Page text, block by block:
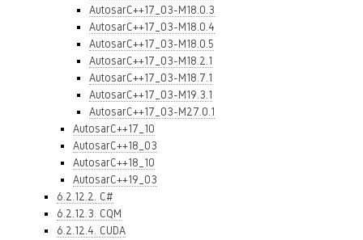
AutosarC++17_03-M18.0.3
AutosarC++17_03-M18.0.4
AutosarC++17_03-M18.0.5
AutosarC++17_03-M18.2.1
AutosarC++17_03-M18.7.1
AutosarC++17_03-M19.3.1
AutosarC++17_03-M27.0.1
AutosarC++17_10
AutosarC++18_03
AutosarC++18_10
AutosarC++19_03
6.2.12.2. C#
6.2.12.3. CQM
6.2.12.4. CUDA